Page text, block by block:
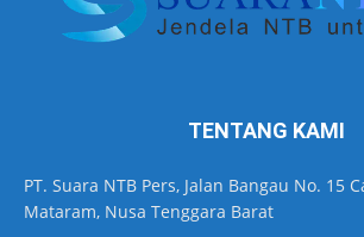
TENTANG KAMI
PT. Suara NTB Pers, Jalan Bangau No. 15
Mataram, Nusa Tenggara Barat